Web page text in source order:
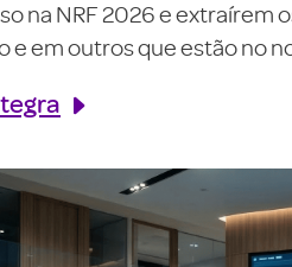
na NRF 2026 e extraírem
e em outros que estão no